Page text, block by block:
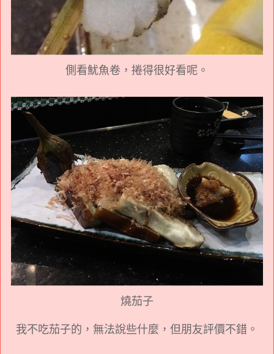
側看魷魚卷，捲得很好看呢。
燒茄子
我不吃茄子的，無法說些什麼，但朋友評價不錯。